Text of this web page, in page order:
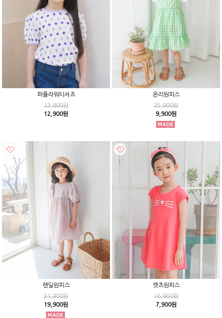
퍼플라워티셔츠
13,900원
12,900원
온리원피스
25,900원
9,900원
렌딜원피스
31,900원
19,900원
캣츠원피스
16,900원
7,900원